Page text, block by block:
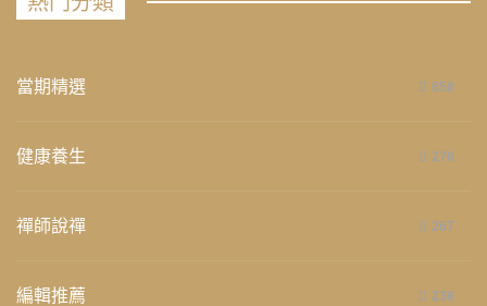
當期精選 658
健康養生 276
禪師說禪 267
編輯推薦 236